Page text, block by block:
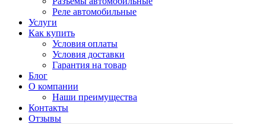
Реле автомобильные
Услуги
Как купить
Условия оплаты
Условия доставки
Гарантия на товар
Блог
О компании
Наши преимущества
Контакты
Отзывы